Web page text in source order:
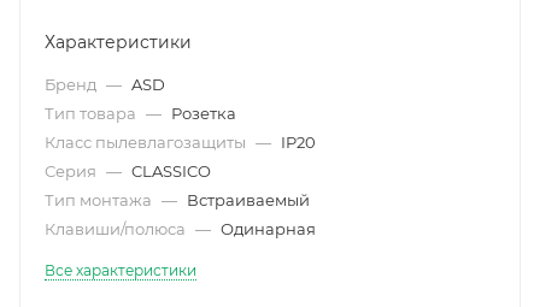
Характеристики
Бренд — ASD
Тип товара — Розетка
Класс пылевлагозащиты — IP20
Серия — CLASSICO
Тип монтажа — Встраиваемый
Клавиши/полюса — Одинарная
Все характеристики